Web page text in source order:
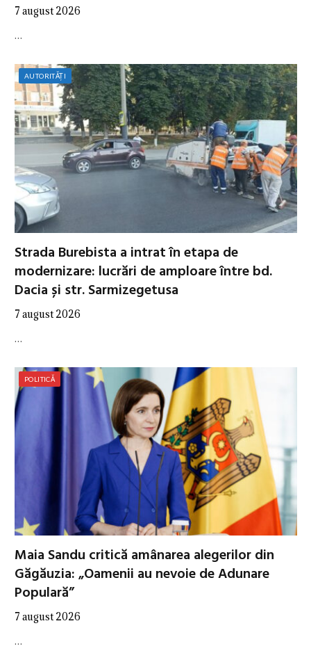
7 august 2026
…
AUTORITĂȚI
Strada Burebista a intrat în etapa de
modernizare: lucrări de amploare între bd.
Dacia și str. Sarmizegetusa
7 august 2026
…
POLITICĂ
Maia Sandu critică amânarea alegerilor din
Găgăuzia: „Oamenii au nevoie de Adunare
Populară”
7 august 2026
…